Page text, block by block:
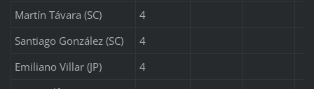
Martín Távara (SC)
4
Santiago González (SC)
4
Emiliano Villar (JP)
4